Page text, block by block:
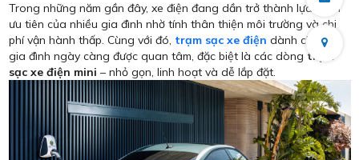
Trong những năm gần đây, xe điện đang dần trở thành lựa chọn
ưu tiên của nhiều gia đình nhờ tính thân thiện môi trường và chi
phí vận hành thấp. Cùng với đó, trạm sạc xe điện dành cho hộ
gia đình ngày càng được quan tâm, đặc biệt là các dòng trạm
sạc xe điện mini – nhỏ gọn, linh hoạt và dễ lắp đặt.